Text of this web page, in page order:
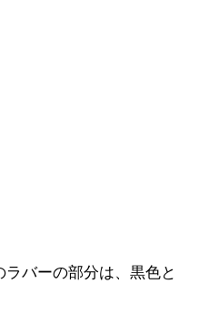
バーの部分は、黒色と